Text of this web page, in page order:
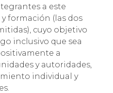
a este
formación (las dos
cuyo objetivo
inclusivo que sea
a
y autoridades,
individual y